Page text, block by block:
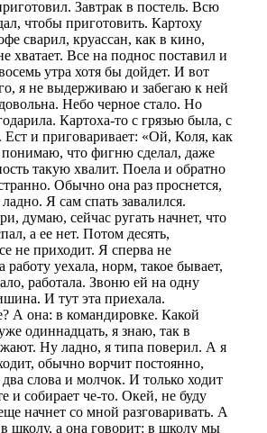
Завтрак в постель. Всю
чтобы приготовить. Картоху
сварил, круассан, как в кино,
хватает. Все на поднос поставил и
утра хотя бы дойдет. И вот
я не выдерживаю и забегаю к ней
Небо черное стало. Но
Картоха-то с грязью была, с
Ест и приговаривает: «Ой, Коля, как
что фигню сделал, даже
такую хвалит. Поела и обратно
Обычно она раз проснется,
Я сам спать завалился.
думаю, сейчас ругать начнет, что
а ее нет. Потом десять,
не приходит. Я сперва не
работу уехала, норм, такое бывает,
работала. Звоню ей на одну
И тут эта приехала.
А она: в командировке. Какой
одиннадцать, я знаю, так в
Ну ладно, я типа поверил. А я
обычно ворчит постоянно,
два слова и молчок. И только ходит
и собирает че-то. Окей, не буду
начнет со мной разговаривать. А
школу, а она говорит: в школу мы